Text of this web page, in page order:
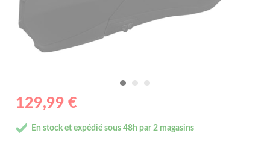
129,99 €
En stock et expédié sous 48h par 2 magasins